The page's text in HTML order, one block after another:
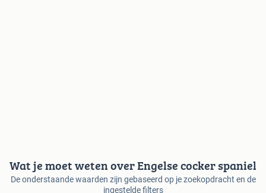
Wat je moet weten over Engelse cocker spaniel
De onderstaande waarden zijn gebaseerd op je zoekopdracht en de
ingestelde filters